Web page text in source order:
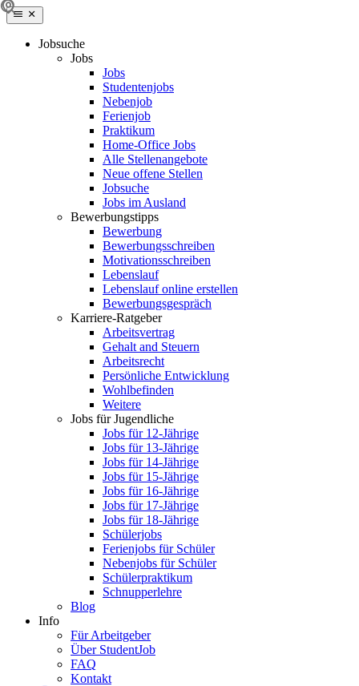
Jobsuche
Jobs
Jobs
Studentenjobs
Nebenjob
Ferienjob
Praktikum
Home-Office Jobs
Alle Stellenangebote
Neue offene Stellen
Jobsuche
Jobs im Ausland
Bewerbungstipps
Bewerbung
Bewerbungsschreiben
Motivationsschreiben
Lebenslauf
Lebenslauf online erstellen
Bewerbungsgespräch
Karriere-Ratgeber
Arbeitsvertrag
Gehalt and Steuern
Arbeitsrecht
Persönliche Entwicklung
Wohlbefinden
Weitere
Jobs für Jugendliche
Jobs für 12-Jährige
Jobs für 13-Jährige
Jobs für 14-Jährige
Jobs für 15-Jährige
Jobs für 16-Jährige
Jobs für 17-Jährige
Jobs für 18-Jährige
Schülerjobs
Ferienjobs für Schüler
Nebenjobs für Schüler
Schülerpraktikum
Schnupperlehre
Blog
Info
Für Arbeitgeber
Über StudentJob
FAQ
Kontakt